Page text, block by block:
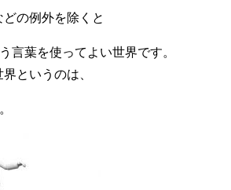
の例外を除くと
言葉を使ってよい世界です。
というのは、